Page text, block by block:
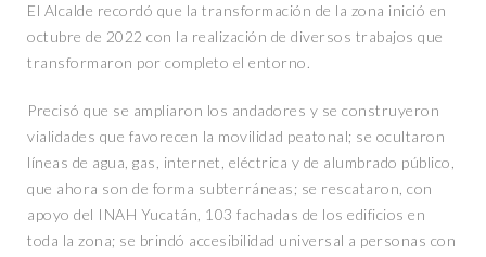
El Alcalde recordó que la transformación de la zona inició en
octubre de 2022 con la realización de diversos trabajos que
transformaron por completo el entorno.
Precisó que se ampliaron los andadores y se construyeron
vialidades que favorecen la movilidad peatonal; se ocultaron
líneas de agua, gas, internet, eléctrica y de alumbrado público,
que ahora son de forma subterráneas; se rescataron, con
apoyo del INAH Yucatán, 103 fachadas de los edificios en
toda la zona; se brindó accesibilidad universal a personas con